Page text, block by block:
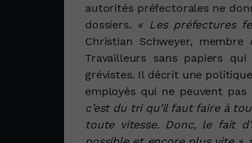
autorités préfectorales ne
dossiers. « Les préfectures
Christian Schweyer,
Travailleurs sans papiers
grévistes. Il décrit une
employés qui ne peuvent
c’est du tri qu’il faut faire à
toute vitesse. Donc, le fait